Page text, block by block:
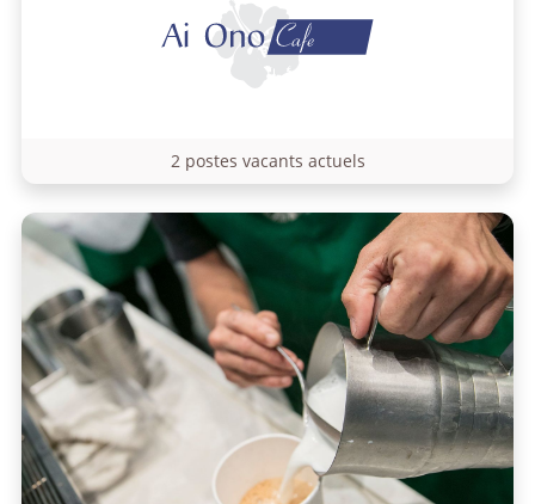
2 postes vacants actuels